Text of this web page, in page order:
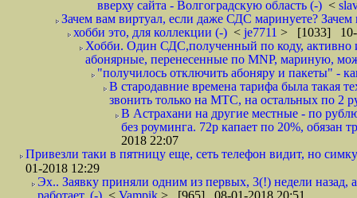
вверху сайта - Волгоградскую область (-) <
Зачем вам виртуал, если даже СДС маринуете?
хобби это, для коллекции (-) < je7711 > [1033] 10-
Хобби. Один СДС,полученный по коду, активно
абонярные, перенесенные по MNP, мариную,
"получилось отключить абоняру и пакеты" -
В стародавние времена тарифа была такая
звонить только на МТС, на остальных по 2
В Астрахани на другие местные - по
без роуминга. 72р капает по 20%, обязан
2018 22:07
Привезли таки в пятницу еще, сеть телефон видит, но
01-2018 12:29
Эх.. Заявку приняли одним из первых, 3(!) недели назад,
работает. (-) < Vampik > [965] 08-01-2018 20:51